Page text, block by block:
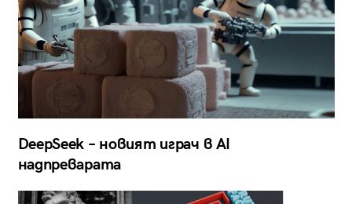
DeepSeek – новият играч в AI
надпреварата